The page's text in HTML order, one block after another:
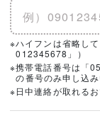
※ハイフンは省略し
012345678」）
※携帯電話番号は「
の番号のみ申し込み
※日中連絡が取れる